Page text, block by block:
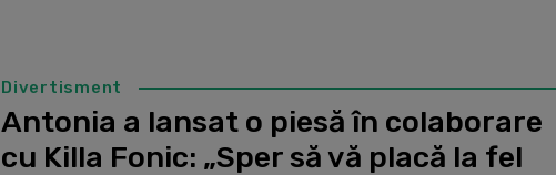
Divertisment
Antonia a lansat o piesă în colaborare
cu Killa Fonic: „Sper să vă placă la fel